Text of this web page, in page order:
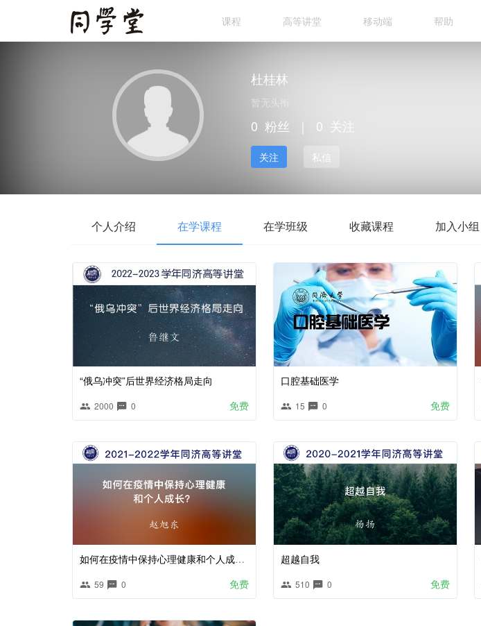
课程 高等讲堂 移动端 帮助
杜桂林
暂无头衔
0 粉丝 0 关注
关注 私信
个人介绍 在学课程 在学班级 收藏课程 加入小组
“俄乌冲突”后世界经济格局走向
2000 0 免费
口腔基础医学
15 0 免费
如何在疫情中保持心理健康和个人成长？
59 0 免费
超越自我
510 0 免费